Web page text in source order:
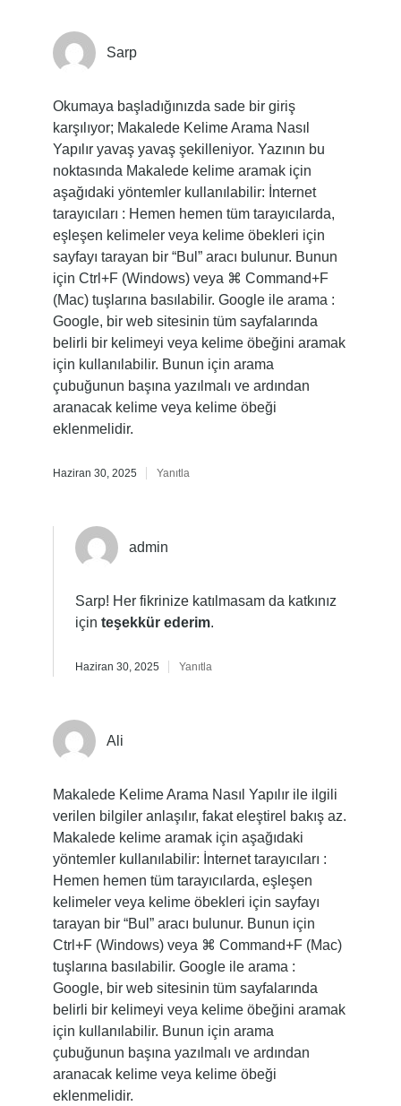
Sarp
Okumaya başladığınızda sade bir giriş
karşılıyor; Makalede Kelime Arama Nasıl
Yapılır yavaş yavaş şekilleniyor. Yazının bu
noktasında Makalede kelime aramak için
aşağıdaki yöntemler kullanılabilir: İnternet
tarayıcıları : Hemen hemen tüm tarayıcılarda,
eşleşen kelimeler veya kelime öbekleri için
sayfayı tarayan bir “Bul” aracı bulunur. Bunun
için Ctrl+F (Windows) veya ⌘ Command+F
(Mac) tuşlarına basılabilir. Google ile arama :
Google, bir web sitesinin tüm sayfalarında
belirli bir kelimeyi veya kelime öbeğini aramak
için kullanılabilir. Bunun için arama
çubuğunun başına yazılmalı ve ardından
aranacak kelime veya kelime öbeği
eklenmelidir.
Haziran 30, 2025 Yanıtla
admin
Sarp! Her fikrinize katılmasam da katkınız
için teşekkür ederim.
Haziran 30, 2025 Yanıtla
Ali
Makalede Kelime Arama Nasıl Yapılır ile ilgili
verilen bilgiler anlaşılır, fakat eleştirel bakış az.
Makalede kelime aramak için aşağıdaki
yöntemler kullanılabilir: İnternet tarayıcıları :
Hemen hemen tüm tarayıcılarda, eşleşen
kelimeler veya kelime öbekleri için sayfayı
tarayan bir “Bul” aracı bulunur. Bunun için
Ctrl+F (Windows) veya ⌘ Command+F (Mac)
tuşlarına basılabilir. Google ile arama :
Google, bir web sitesinin tüm sayfalarında
belirli bir kelimeyi veya kelime öbeğini aramak
için kullanılabilir. Bunun için arama
çubuğunun başına yazılmalı ve ardından
aranacak kelime veya kelime öbeği
eklenmelidir.